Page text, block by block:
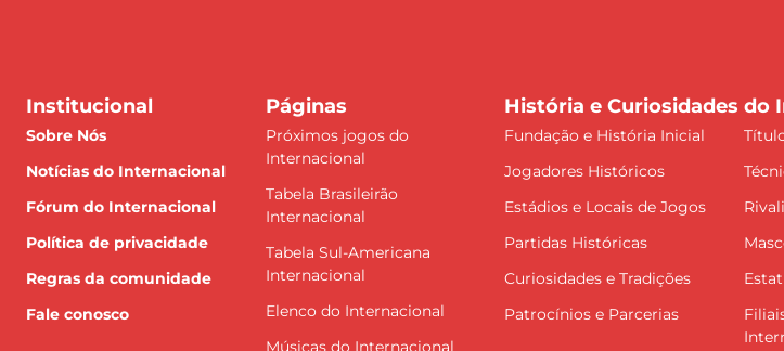
Institucional
Sobre Nós
Notícias do Internacional
Fórum do Internacional
Política de privacidade
Regras da comunidade
Fale conosco
Páginas
Próximos jogos do
Internacional
Tabela Brasileirão
Internacional
Tabela Sul-Americana
Internacional
Elenco do Internacional
Músicas do Internacional
História e Curiosidades do
Fundação e História Inicial
Jogadores Históricos
Estádios e Locais de Jogos
Partidas Históricas
Curiosidades e Tradições
Patrocínios e Parcerias